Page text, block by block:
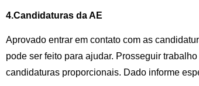
4.Candidaturas da AE
Aprovado entrar em contato com as
pode ser feito para ajudar. Prosseguir
candidaturas proporcionais. Dado informe